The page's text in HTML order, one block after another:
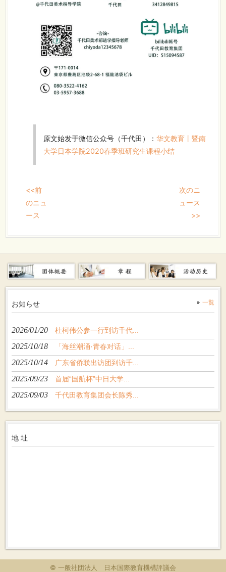
原文始发于微信公众号（千代田）：华文教育丨暨南
大学日本学院2020春季班研究生课程小结
<<前
のニュ
ース
次のニ
ュース
>>
お知らせ 一覧
2026/01/20 杜柯伟公参一行到访千代...
2025/10/18 「海丝潮涌·青春对话」...
2025/10/14 广东省侨联出访团到访千...
2025/09/23 首届“国航杯”中日大学...
2025/09/03 千代田教育集团会长陈秀...
地 址
© 一般社団法人 日本国際教育機構評議会